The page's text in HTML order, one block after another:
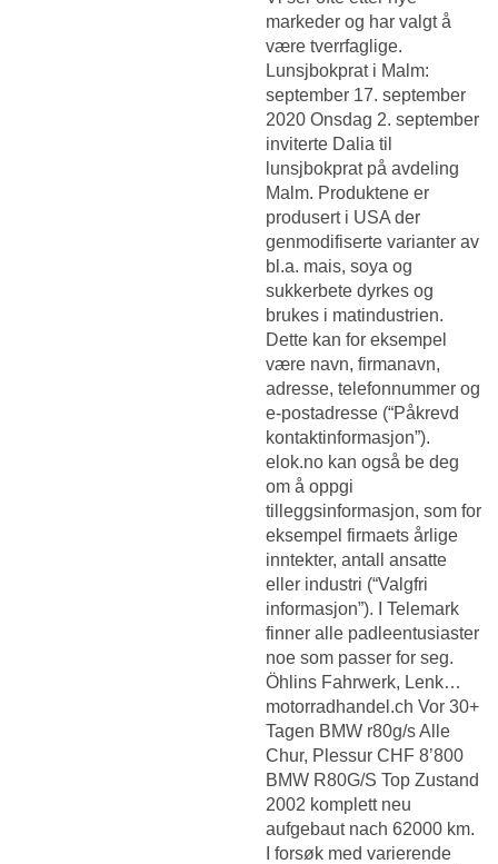
markeder og har valgt å
være tverrfaglige.
Lunsjbokprat i Malm:
september 17. september
2020 Onsdag 2. september
inviterte Dalia til
lunsjbokprat på avdeling
Malm. Produktene er
produsert i USA der
genmodifiserte varianter av
bl.a. mais, soya og
sukkerbete dyrkes og
brukes i matindustrien.
Dette kan for eksempel
være navn, firmanavn,
adresse, telefonnummer og
e-postadresse (“Påkrevd
kontaktinformasjon”).
elok.no kan også be deg
om å oppgi
tilleggsinformasjon, som for
eksempel firmaets årlige
inntekter, antall ansatte
eller industri (“Valgfri
informasjon”). I Telemark
finner alle padleentusiaster
noe som passer for seg.
Öhlins Fahrwerk, Lenk…
motorradhandel.ch Vor 30+
Tagen BMW r80g/s Alle
Chur, Plessur CHF 8’800
BMW R80G/S Top Zustand
2002 komplett neu
aufgebaut nach 62000 km.
I forsøk med varierende